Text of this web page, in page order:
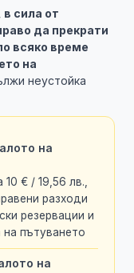
в сила от
да прекрати
всяко време
на
неустойка
на
€ / 19,56 лв.,
разходи
резервации и
на пътуването
на